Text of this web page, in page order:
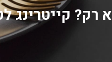
רק? קייטרינג